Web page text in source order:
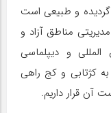
گردیده و طبیعی است
مناطق آزاد و
و دیپلماسی
به کژتابی و کج راهی
آن قرار داریم.